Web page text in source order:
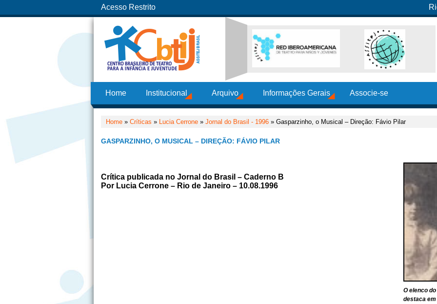
Acesso Restrito
Home Institucional Arquivo Informações Gerais Associe-se
Home » Críticas » Lucia Cerrone » Jornal do Brasil - 1996 » Gasparzinho, o Musical – Direção: Fávio Pilar
GASPARZINHO, O MUSICAL – DIREÇÃO: FÁVIO PILAR
O elenco
destaca
Crítica publicada no Jornal do Brasil – Caderno B
Por Lucia Cerrone – Rio de Janeiro – 10.08.1996